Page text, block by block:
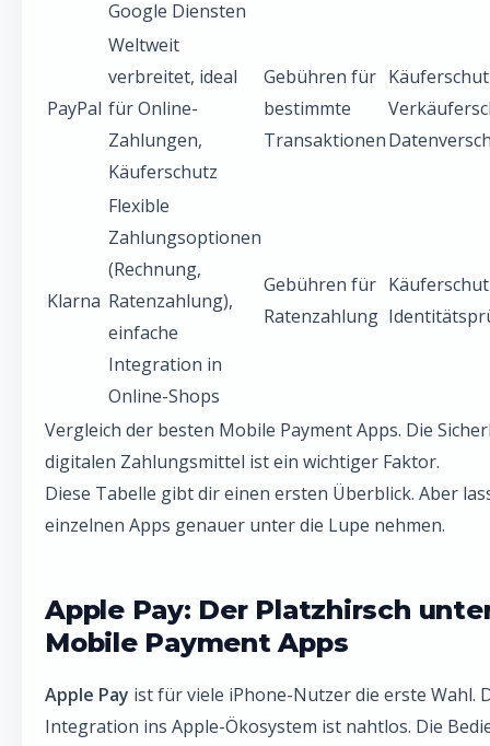
Google Diensten
PayPal
Weltweit
verbreitet, ideal
für Online-
Zahlungen,
Käuferschutz
Gebühren für
bestimmte
Transaktionen
Klarna
Flexible
Zahlungsoptionen
(Rechnung,
Ratenzahlung),
einfache
Integration in
Online-Shops
Gebühren für
Ratenzahlung
Vergleich der besten Mobile Payment Apps. Die
digitalen Zahlungsmittel ist ein wichtiger Faktor.
Diese Tabelle gibt dir einen ersten Überblick. Aber
einzelnen Apps genauer unter die Lupe nehmen.
Apple Pay: Der Platzhirsch
Mobile Payment Apps
Apple Pay ist für viele iPhone-Nutzer die erste Wahl.
Integration ins Apple-Ökosystem ist nahtlos. Die